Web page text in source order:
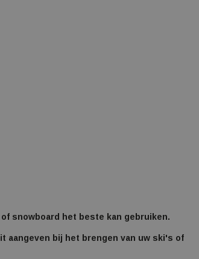
snowboard het beste kan gebruiken.
aangeven bij het brengen van uw ski's of